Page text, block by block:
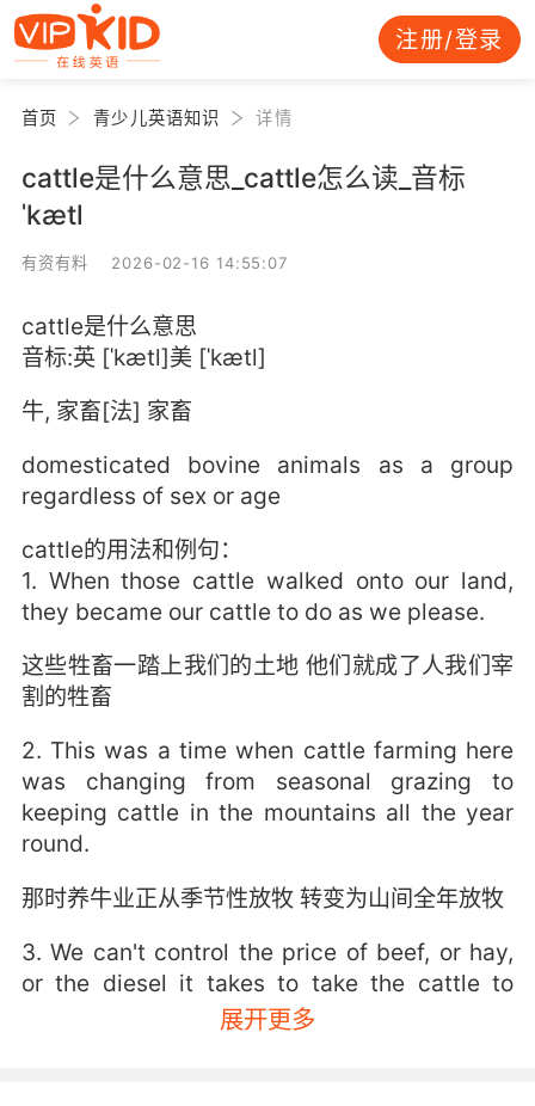
注册/登录
首页 青少儿英语知识 详情
cattle是什么意思_cattle怎么读_音标
ˈkætl
有资有料 2026-02-16 14:55:07
cattle是什么意思
音标:英 [ˈkætl]美 [ˈkætl]
牛, 家畜[法] 家畜
domesticated bovine animals as a group
regardless of sex or age
cattle的用法和例句：
1. When those cattle walked onto our land,
they became our cattle to do as we please.
这些牲畜一踏上我们的土地 他们就成了人我们宰
割的牲畜
2. This was a time when cattle farming here
was changing from seasonal grazing to
keeping cattle in the mountains all the year
round.
那时养牛业正从季节性放牧 转变为山间全年放牧
3. We can't control the price of beef, or hay,
or the diesel it takes to take the cattle to
auction, or the hay out to the cattle.
展开更多